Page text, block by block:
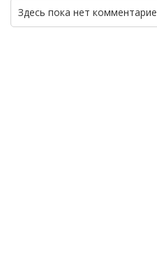
Здесь пока нет